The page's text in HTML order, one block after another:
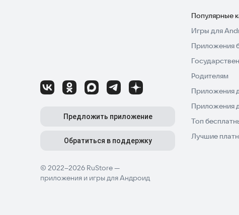
© 2022–2026 RuStore —
приложения и игры для Андроид
Предложить приложение
Обратиться в поддержку
Популярные
Игры для
Приложения
Родителям
Приложения
Приложения
Топ
Лучшие